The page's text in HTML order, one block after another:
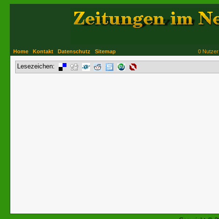
Home Kontakt Datenschutz Sitemap 0
Lesezeichen: